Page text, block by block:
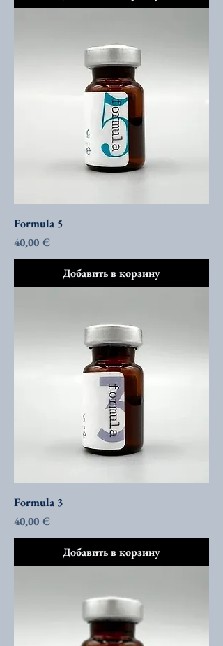
Formula 5
Цена
40,00 €
Добавить в корзину
Formula 3
Цена
40,00 €
Добавить в корзину